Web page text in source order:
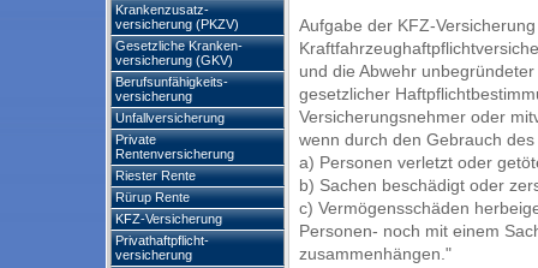
Krankenzusatz-
versicherung (PKZV)
Gesetzliche Kranken-
versicherung (GKV)
Berufsunfähigkeits-
versicherung
Unfallversicherung
Private
Rentenversicherung
Riester Rente
Rürup Rente
KFZ-Versicherung
Privathaftpflicht-
versicherung
Aufgabe der KFZ-
und die Abwehr
gesetzlicher
Versicherungsnehmer oder
wenn durch den Gebrauch
a) Personen verletzt oder
b) Sachen beschädigt oder
c) Vermögensschäden
Personen- noch mit einem
zusammenhängen."